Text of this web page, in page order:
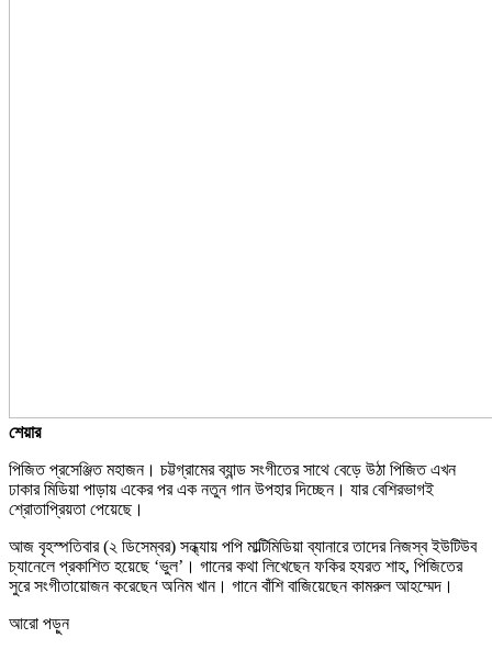
শেয়ার
পিজিত প্রসেঞ্জিত মহাজন। চট্টগ্রামের ব্যান্ড সংগীতের সাথে বেড়ে উঠা পিজিত এখন
ঢাকার মিডিয়া পাড়ায় একের পর এক নতুন গান উপহার দিচ্ছেন। যার বেশিরভাগই
শ্রোতাপ্রিয়তা পেয়েছে।
আজ বৃহস্পতিবার (২ ডিসেম্বর) সন্ধ্যায় পপি মাল্টিমিডিয়া ব্যানারে তাদের নিজস্ব ইউটিউব
চ্যানেলে প্রকাশিত হয়েছে ‘ভুল’। গানের কথা লিখেছেন ফকির হযরত শাহ, পিজিতের
সুরে সংগীতায়োজন করেছেন অনিম খান। গানে বাঁশি বাজিয়েছেন কামরুল আহম্মেদ।
আরো পড়ুন